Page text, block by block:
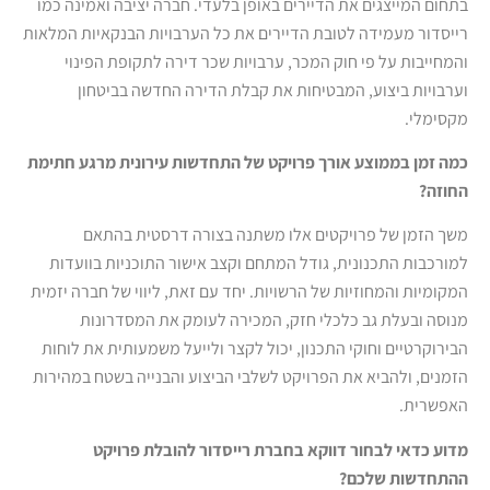
רייסדור מעמידה לטובת הדיירים את כל הערבויות הבנקאיות המלאות
והמחייבות על פי חוק המכר, ערבויות שכר דירה לתקופת הפינוי
וערבויות ביצוע, המבטיחות את קבלת הדירה החדשה בביטחון
מקסימלי.
כמה זמן בממוצע אורך פרויקט של התחדשות עירונית מרגע חתימת
החוזה?
משך הזמן של פרויקטים אלו משתנה בצורה דרסטית בהתאם
למורכבות התכנונית, גודל המתחם וקצב אישור התוכניות בוועדות
המקומיות והמחוזיות של הרשויות. יחד עם זאת, ליווי של חברה יזמית
מנוסה ובעלת גב כלכלי חזק, המכירה לעומק את המסדרונות
הבירוקרטיים וחוקי התכנון, יכול לקצר ולייעל משמעותית את לוחות
הזמנים, ולהביא את הפרויקט לשלבי הביצוע והבנייה בשטח במהירות
האפשרית.
מדוע כדאי לבחור דווקא בחברת רייסדור להובלת פרויקט
ההתחדשות שלכם?